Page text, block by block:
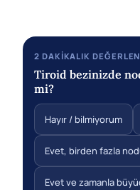
2 DAKIKALIK
Tiroid bezinizde
mi?
Hayır / bilmiyorum
Evet, birden fazla
Evet ve zamanla